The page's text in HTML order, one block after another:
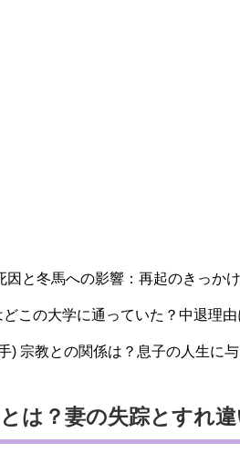
因と冬馬への影響：再起のきっか
この大学に通っていた？中退理由
) 宗教との関係は？息子の人生に
は？妻の失踪とすれ